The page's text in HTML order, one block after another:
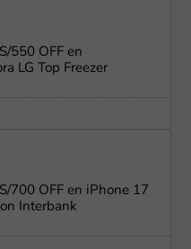
550 OFF en
LG Top Freezer
700 OFF en iPhone 17
Interbank